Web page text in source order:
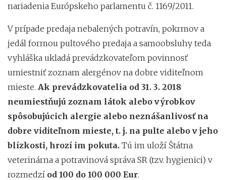
nariadenia Európskeho parlamentu č. 1169/2011.
V prípade predaja nebalených potravín, pokrmov a
jedál formou pultového predaja a samoobsluhy teda
vyhláška ukladá prevádzkovateľom povinnosť
umiestniť zoznam alergénov na dobre viditeľnom
mieste. Ak prevádzkovatelia od 31. 3. 2018
neumiestňujú zoznam látok alebo výrobkov
spôsobujúcich alergie alebo neznášanlivosť na
dobre viditeľnom mieste, t. j. na pulte alebo v jeho
blízkosti, hrozí im pokuta. Tú im uloží Štátna
veterinárna a potravinová správa SR (tzv. hygienici) v
rozmedzí od 100 do 100 000 Eur.